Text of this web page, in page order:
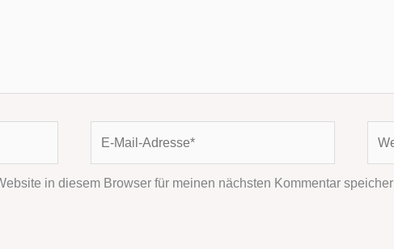
Adresse*
in diesem Browser für meinen nächsten Kommentar